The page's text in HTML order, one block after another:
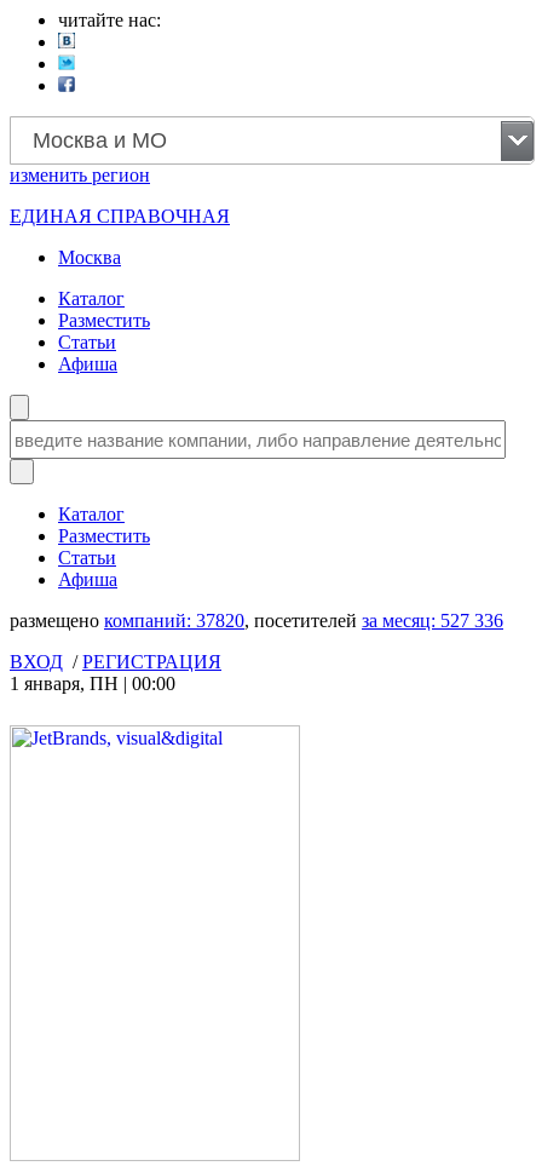
читайте нас:
Москва и МО
изменить регион
ЕДИНАЯ СПРАВОЧНАЯ
Москва
Каталог
Разместить
Статьи
Афиша
Каталог
Разместить
Статьи
Афиша
размещено компаний: 37820, посетителей за месяц: 527 336
ВХОД /РЕГИСТРАЦИЯ
1 января, ПН | 00:00